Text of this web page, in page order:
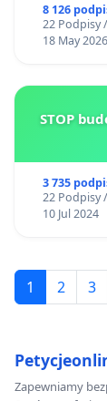
8 126
22 Podpisy
18 May 2026
STOP
3 735
22 Podpisy
10 Jul 2024
1 2 3
Zapewniamy